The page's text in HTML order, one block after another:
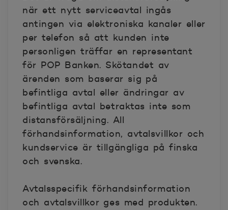
när ett nytt serviceavtal ingås
antingen via elektroniska kanaler eller
per telefon så att kunden inte
personligen träffar en representant
för POP Banken. Skötandet av
ärenden som baserar sig på
befintliga avtal eller ändringar av
befintliga avtal betraktas inte som
distansförsäljning. All
förhandsinformation, avtalsvillkor och
kundservice är tillgängliga på finska
och svenska.
Avtalsspecifik förhandsinformation
och avtalsvillkor ges med produkten.